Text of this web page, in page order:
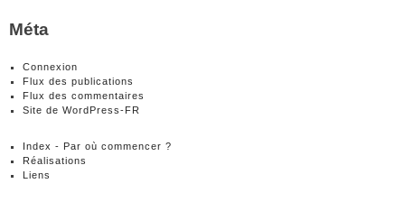
Méta
Connexion
Flux des publications
Flux des commentaires
Site de WordPress-FR
Index - Par où commencer ?
Réalisations
Liens